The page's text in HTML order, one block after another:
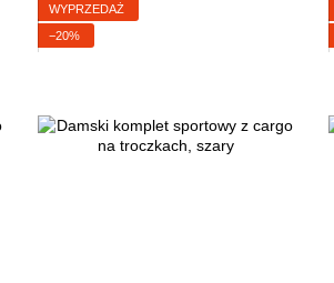
WYPRZEDAŻ
−20%